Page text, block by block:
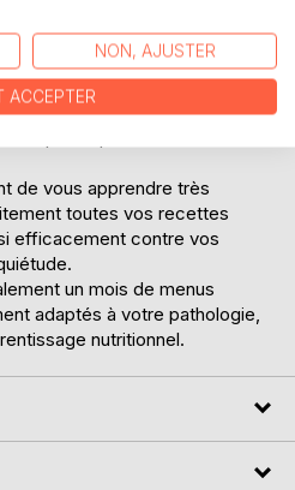
pour la goutte ? " un ouvrage
sont proposées, toutes très
vous permettant ainsi de
de vous apprendre très
toutes vos recettes
efficacement contre vos
un mois de menus
adaptés à votre pathologie,
nutritionnel.
NON, AJUSTER
ACCEPTER